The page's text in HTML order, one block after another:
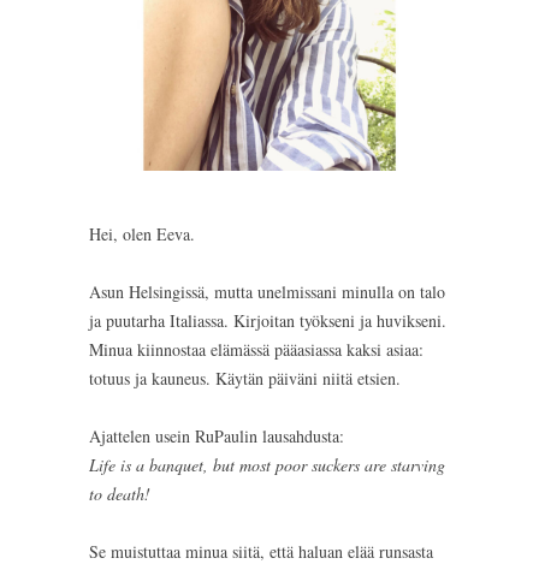
Hei, olen Eeva.
Asun Helsingissä, mutta unelmissani minulla on talo
ja puutarha Italiassa. Kirjoitan työkseni ja huvikseni.
Minua kiinnostaa elämässä pääasiassa kaksi asiaa:
totuus ja kauneus. Käytän päiväni niitä etsien.
Ajattelen usein RuPaulin lausahdusta:
Life is a banquet, but most poor suckers are starving
to death!
Se muistuttaa minua siitä, että haluan elää runsasta